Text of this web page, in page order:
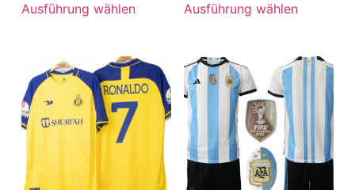
Ausführung wählen Ausführung wählen